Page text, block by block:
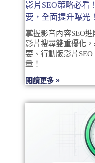
影片SEO策略必看
要，全面提升曝光！
掌握影音內容SEO
影片搜尋雙重優化
要、行動版影片
量！
閱讀更多 »